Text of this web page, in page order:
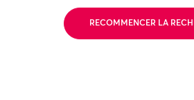
RECOMMENCER LA